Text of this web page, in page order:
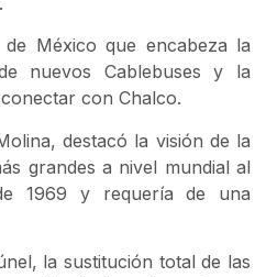
México que encabeza la
nuevos Cablebuses y la
con Chalco.
destacó la visión de la
grandes a nivel mundial al
1969 y requería de una
la sustitución total de las